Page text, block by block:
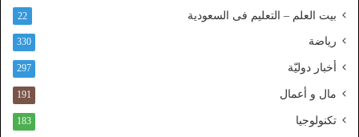
ل
ط
ا
م
بيت العلم – التعليم فى السعودية 22
رياضة 330
أخبار دوليّة 297
مال و أعمال 191
تكنولوجيا 183